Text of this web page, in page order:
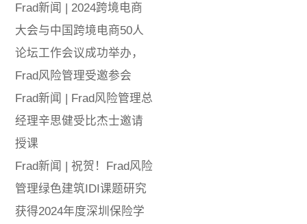
Frad新闻 | 2024跨境电商
大会与中国跨境电商50人
论坛工作会议成功举办，
Frad风险管理受邀参会
Frad新闻 | Frad风险管理总
经理辛思健受比杰士邀请
授课
Frad新闻 | 祝贺！Frad风险
管理绿色建筑IDI课题研究
获得2024年度深圳保险学